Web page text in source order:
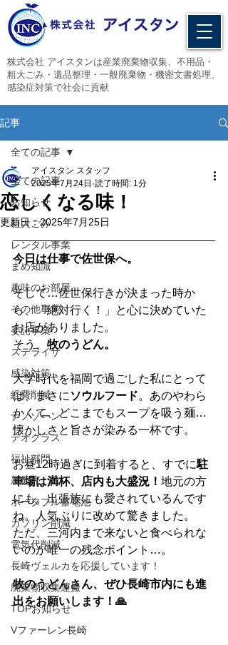
​株式会社 アイスタンは産業廃棄物収集、不用品・
粗大ごみ・遺品整理・一般廃棄物・機密文書処理、
感染症対策で社会に貢献
記事
全ての記事
お知らせ
粗大ごみ
レンタル事業
まめ知識
趣味のお部屋
その他事業
委託事業
ステライザ
感染対策
経費削減
ナノゾーン
デオグラス
福祉部門
新発売
ポータブル蓄電池
ガソリン削減
電気代削減
長崎ヴェルカを応援しています！
廃棄物収集運搬
TOPお知らせ
Vファーレン長崎
全ての記事
恋しくなる味！
アイスタン スタッフ
2025年7月24日 読了時間: 1分
更新日：2025年7月25日
今日は仕事で佐世保へ。
そして…佐世保行きが決まった時か
ら、「絶対行く！」と心に決めていた
お店がありました。
そう、 牧のうどん。
大学時代を福岡で過ごした私にとって
は、まさに ソウルフード。あのやわら
かくて、どこまでもスープを吸う麺…
懐かしさと旨さが染みる一杯です。
お昼12時過ぎに到着すると、すでに駐
車場は満杯、店内も大盛況！ 地元の方
にも、出張族にも愛されているんです
ね。人気ぶりに改めて驚きました。
ただ、三河内まで来ないと食べられな
いのが唯一の残念ポイント…。
牧のうどんさん、ぜひ長崎市内にも進
出をお願いします！🙏